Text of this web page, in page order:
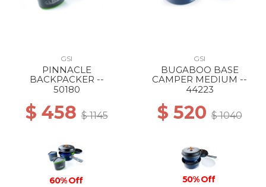
GSI
PINNACLE
BACKPACKER --
50180
$ 458$ 1145
60% Off
GSI
BUGABOO BASE
CAMPER MEDIUM --
44223
$ 520$ 1040
50% Off